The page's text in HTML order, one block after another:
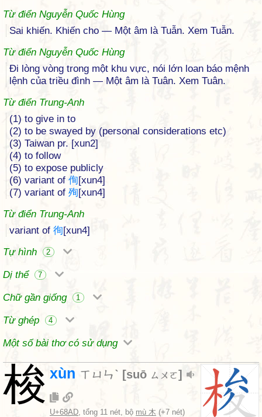
Từ điển Nguyễn Quốc Hùng
Sai khiến. Khiến cho — Một âm là Tuẫn. Xem Tuẫn.
Từ điển Nguyễn Quốc Hùng
Đi lòng vòng trong một khu vực, nói lớn loan báo mệnh
lệnh của triều đình — Một âm là Tuân. Xem Tuân.
Từ điển Trung-Anh
(1) to give in to
(2) to be swayed by (personal considerations etc)
(3) Taiwan pr. [xun2]
(4) to follow
(5) to expose publicly
(6) variant of 侚[xun4]
(7) variant of 殉[xun4]
Từ điển Trung-Anh
variant of 徇[xun4]
Tự hình
2
Dị thể 7
Chữ gần giống 1
Từ ghép 4
Một số bài thơ có sử dụng
梭 xùn ㄒㄩㄣˋ [suō ㄙㄨㄛ]
U+68AD, tổng 11 nét, bộ mù 木 (+7 nét)